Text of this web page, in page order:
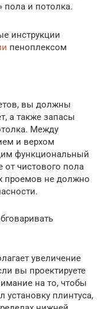
пола и потолка.
инструкции
пеноплексом
вы должны
а также запасы
Между
и верхом
функциональный
от чистового пола
проемов не должно
увеличение
вы проектируете
на то, чтобы
установку плинтуса,